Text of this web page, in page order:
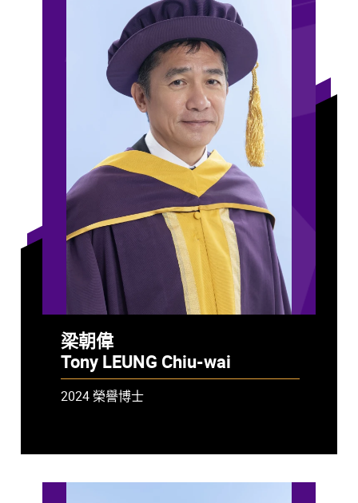
梁朝偉
Tony LEUNG Chiu-wai
2024 榮譽博士